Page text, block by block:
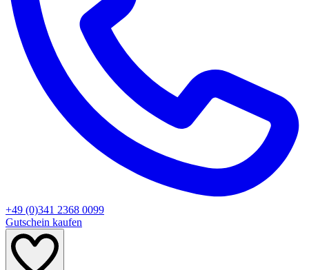
+49 (0)341 2368 0099
Gutschein kaufen